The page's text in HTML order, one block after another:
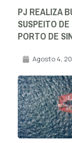
PJ REALIZA
SUSPEITO
PORTO DE
Agosto 4,